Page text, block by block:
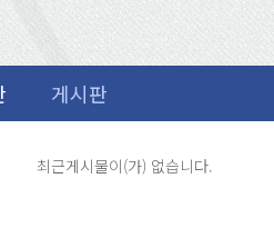
최근게시물이(가) 없습니다.